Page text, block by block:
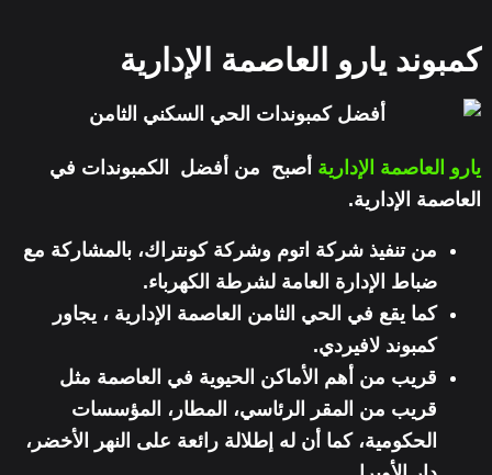
كمبوند يارو العاصمة الإدارية
يارو العاصمة الإدارية أصبح من أفضل الكمبوندات في
العاصمة الإدارية.
من تنفيذ شركة اتوم وشركة كونتراك، بالمشاركة مع
ضباط الإدارة العامة لشرطة الكهرباء.
كما يقع في الحي الثامن العاصمة الإدارية ، يجاور
كمبوند لافيردي.
قريب من أهم الأماكن الحيوية في العاصمة مثل
قريب من المقر الرئاسي، المطار، المؤسسات
الحكومية، كما أن له إطلالة رائعة على النهر الأخضر،